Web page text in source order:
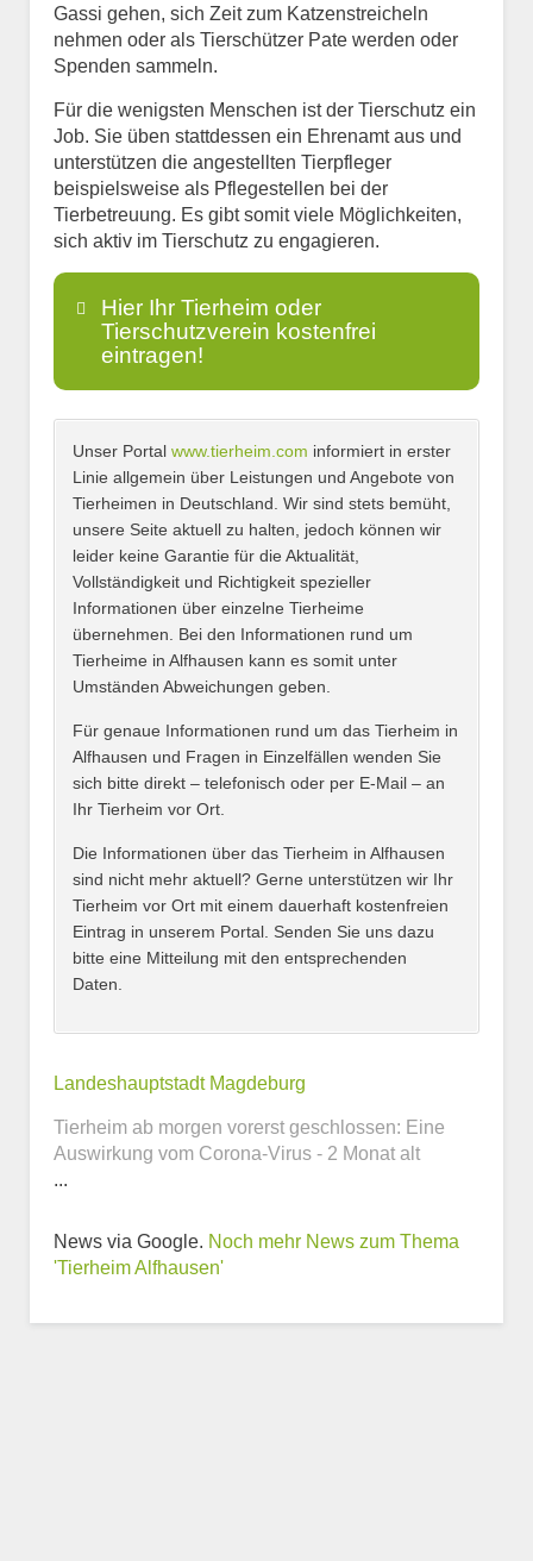
Gassi gehen, sich Zeit zum Katzenstreicheln
nehmen oder als Tierschützer Pate werden oder
Spenden sammeln.
Für die wenigsten Menschen ist der Tierschutz ein
Job. Sie üben stattdessen ein Ehrenamt aus und
unterstützen die angestellten Tierpfleger
beispielsweise als Pflegestellen bei der
Tierbetreuung. Es gibt somit viele Möglichkeiten,
sich aktiv im Tierschutz zu engagieren.
Hier Ihr Tierheim oder
Tierschutzverein kostenfrei
eintragen!
Name*
E-Mail*
Name des Tierheims*
Kontaktmöglichkeiten
E-Mail-Adresse
Telefonnummer
Unser Portal www.tierheim.com informiert in erster
Linie allgemein über Leistungen und Angebote von
Tierheimen in Deutschland. Wir sind stets bemüht,
unsere Seite aktuell zu halten, jedoch können wir
leider keine Garantie für die Aktualität,
Vollständigkeit und Richtigkeit spezieller
Informationen über einzelne Tierheime
übernehmen. Bei den Informationen rund um
Tierheime in Alfhausen kann es somit unter
Umständen Abweichungen geben.
Für genaue Informationen rund um das Tierheim in
Alfhausen und Fragen in Einzelfällen wenden Sie
sich bitte direkt – telefonisch oder per E-Mail – an
Ihr Tierheim vor Ort.
Die Informationen über das Tierheim in Alfhausen
sind nicht mehr aktuell? Gerne unterstützen wir Ihr
Tierheim vor Ort mit einem dauerhaft kostenfreien
Eintrag in unserem Portal. Senden Sie uns dazu
bitte eine Mitteilung mit den entsprechenden
Daten.
Landeshauptstadt Magdeburg
Tierheim ab morgen vorerst geschlossen: Eine
Auswirkung vom Corona-Virus - 2 Monat alt
...
News via Google. Noch mehr News zum Thema
'Tierheim Alfhausen'